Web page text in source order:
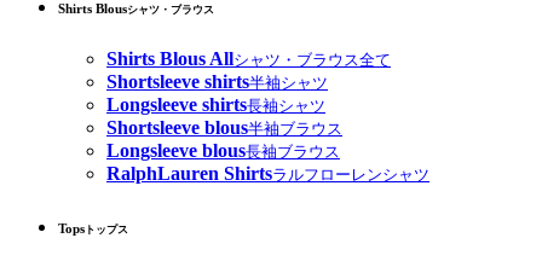
Shirts Blousシャツ・ブラウス
Shirts Blous Allシャツ・ブラウス全て
Shortsleeve shirts半袖シャツ
Longsleeve shirts長袖シャツ
Shortsleeve blous半袖ブラウス
Longsleeve blous長袖ブラウス
RalphLauren Shirtsラルフローレンシャツ
Tops トップス